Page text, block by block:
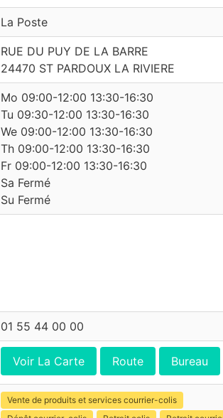
La Poste
RUE DU PUY DE LA BARRE
24470 ST PARDOUX LA RIVIERE
Mo 09:00-12:00 13:30-16:30
Tu 09:30-12:00 13:30-16:30
We 09:00-12:00 13:30-16:30
Th 09:00-12:00 13:30-16:30
Fr 09:00-12:00 13:30-16:30
Sa Fermé
Su Fermé
01 55 44 00 00
Voir La Carte Route Bureau
Vente de produits et services courrier-colis